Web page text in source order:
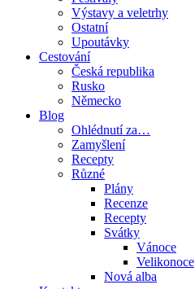
Výstavy a veletrhy
Ostatní
Upoutávky
Cestování
Česká republika
Rusko
Německo
Blog
Ohlédnutí za…
Zamyšlení
Recepty
Různé
Plány
Recenze
Recepty
Svátky
Vánoce
Velikonoce
Nová alba